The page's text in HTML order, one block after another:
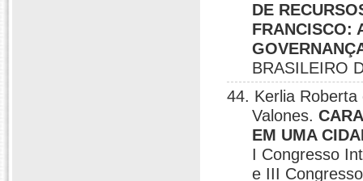
DE
FRANCISCO:
BRASILEIRO
44. Kerlia
Valones.
EM UMA
I Congresso
e III